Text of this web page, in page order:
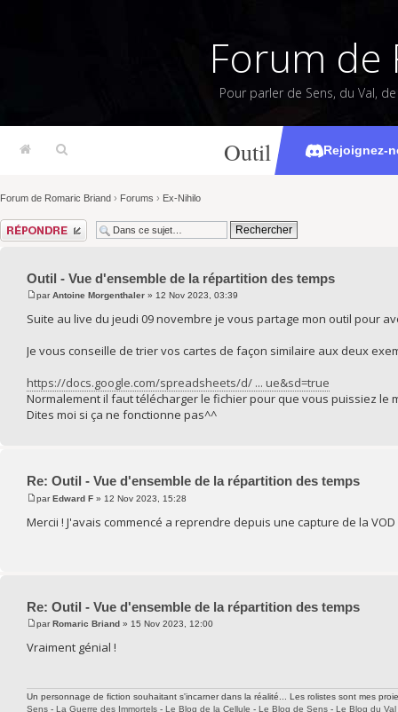
Forum de
Pour parler de Sens, du Val,
Rejoignez-
Outil - Vue
Forum de Romaric Briand › Forums › Ex-Nihilo
Répondre
Outil - Vue d'ensemble de la répartition des temps
parAntoine Morgenthaler » 12 Nov 2023, 03:39
Suite au live du jeudi 09 novembre je vous partage mon outil pour
Je vous conseille de trier vos cartes de façon similaire aux deux
https://docs.google.com/spreadsheets/d/ ... ue&sd=true
Normalement il faut télécharger le fichier pour que vous puissiez le
Dites moi si ça ne fonctionne pas^^
Re: Outil - Vue d'ensemble de la répartition des temps
parEdward F » 12 Nov 2023, 15:28
Mercii ! J'avais commencé a reprendre depuis une capture de la
Re: Outil - Vue d'ensemble de la répartition des temps
parRomaric Briand » 15 Nov 2023, 12:00
Vraiment génial !
Un personnage de fiction souhaitant s'incarner dans la réalité... Les rolistes sont mes
Sens - La Guerre des Immortels - Le Blog de la Cellule - Le Blog de Sens - Le Blog du Val